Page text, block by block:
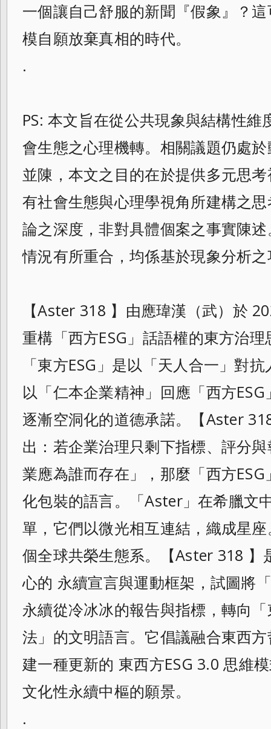
一個讓自己舒服的新聞『假象』？
模自願放棄真相的時代。
.
PS: 本文旨在從公共現象與結構性
會生態之心理機轉。相關議題仍處
並陳，本文之目的在於提供多元思
有社會生態與心理學視角所建構之
論之深度，非對具體個案之事實陳
情況有所重合，均係基於現象分析
【Aster 318 】由應瑋漢（武）於
重構「西方ESG」話語權的東方治
「東方ESG」是以「天人合一」對
以「仁本企業精神」回應「西方
逐漸空洞化的道德承諾。【Aster
出：若企業治理只剩下指標、評分
業應為誰而存在」，那麼「西方
化包裝的語言。「Aster」在希臘文
單，它們以微光相互連結，織成星
個全球共榮生態系。【Aster 318 】
心的 永續宣言與運動框架，試圖將
永續從冷冰冰的報告與指標，轉向
法」的文明語言。它倡議融合東西
建一種更新的 東西方ESG 3.0 思維
文化性永續中樞的願景。
.